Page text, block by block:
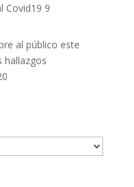
Covid19 9
al público este
hallazgos